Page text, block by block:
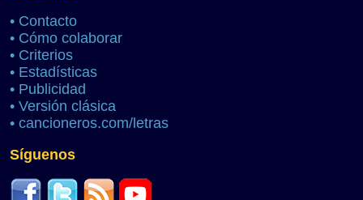
• Contacto
• Cómo colaborar
• Criterios
• Estadísticas
• Publicidad
• Versión clásica
• cancioneros.com/letras
Síguenos